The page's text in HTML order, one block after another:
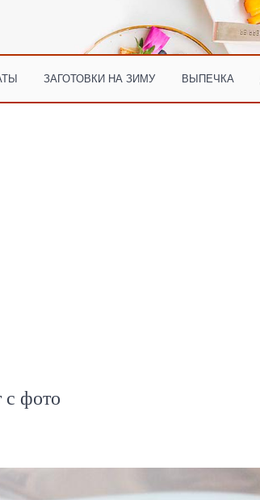
ЗАГОТОВКИ НА ЗИМУ ВЫПЕЧКА
с фото